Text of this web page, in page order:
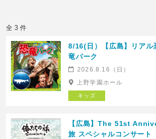
全 3 件
8/16(日）【広島】リア
竜パーク
2026.8.16（日）
上野学園ホール
キッズ
【広島】The 51st
旅 スペシャルコンサート